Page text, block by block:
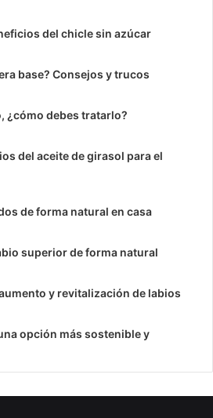
del chicle sin azúcar
base? Consejos y trucos
¿cómo debes tratarlo?
del aceite de girasol para el
de forma natural en casa
superior de forma natural
y revitalización de labios
opción más sostenible y